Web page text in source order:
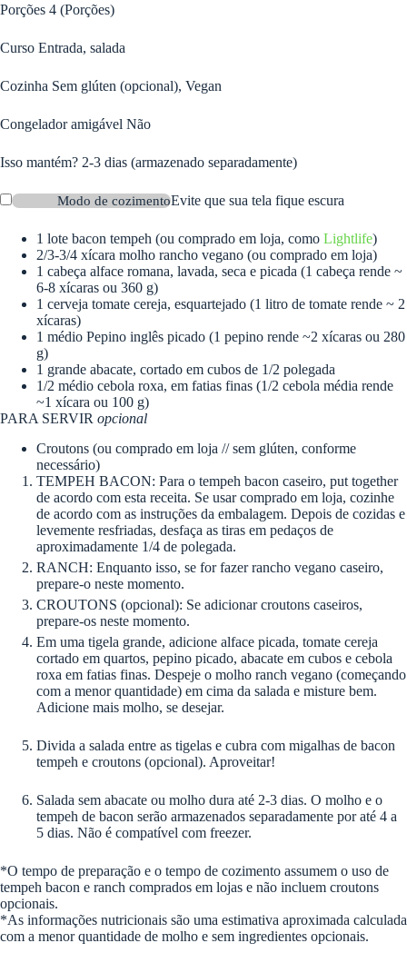
Porções 4 (Porções)
Curso Entrada, salada
Cozinha Sem glúten (opcional), Vegan
Congelador amigável Não
Isso mantém? 2-3 dias (armazenado separadamente)
Modo de cozimentoEvite que sua tela fique escura
1 lote bacon tempeh (ou comprado em loja, como Lightlife)
2/3-3/4 xícara molho rancho vegano (ou comprado em loja)
1 cabeça alface romana, lavada, seca e picada (1 cabeça rende ~
6-8 xícaras ou 360 g)
1 cerveja tomate cereja, esquartejado (1 litro de tomate rende ~ 2
xícaras)
1 médio Pepino inglês picado (1 pepino rende ~2 xícaras ou 280
g)
1 grande abacate, cortado em cubos de 1/2 polegada
1/2 médio cebola roxa, em fatias finas (1/2 cebola média rende
~1 xícara ou 100 g)
PARA SERVIR opcional
Croutons (ou comprado em loja // sem glúten, conforme
necessário)
TEMPEH BACON: Para o tempeh bacon caseiro, put together
de acordo com esta receita. Se usar comprado em loja, cozinhe
de acordo com as instruções da embalagem. Depois de cozidas e
levemente resfriadas, desfaça as tiras em pedaços de
aproximadamente 1/4 de polegada.
RANCH: Enquanto isso, se for fazer rancho vegano caseiro,
prepare-o neste momento.
CROUTONS (opcional): Se adicionar croutons caseiros,
prepare-os neste momento.
Em uma tigela grande, adicione alface picada, tomate cereja
cortado em quartos, pepino picado, abacate em cubos e cebola
roxa em fatias finas. Despeje o molho ranch vegano (começando
com a menor quantidade) em cima da salada e misture bem.
Adicione mais molho, se desejar.
Divida a salada entre as tigelas e cubra com migalhas de bacon
tempeh e croutons (opcional). Aproveitar!
Salada sem abacate ou molho dura até 2-3 dias. O molho e o
tempeh de bacon serão armazenados separadamente por até 4 a
5 dias. Não é compatível com freezer.
*O tempo de preparação e o tempo de cozimento assumem o uso de
tempeh bacon e ranch comprados em lojas e não incluem croutons
opcionais.
*As informações nutricionais são uma estimativa aproximada calculada
com a menor quantidade de molho e sem ingredientes opcionais.